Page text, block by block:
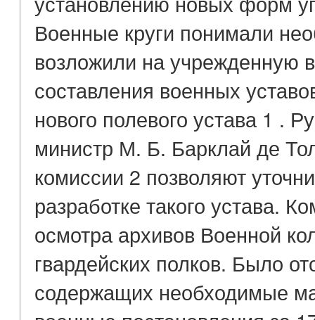
Военные круги понимали
возложили на учрежденную
составления военных
нового полевого устава 1 .
министр М. Б. Барклай де
комиссии 2 позволяют
разработке такого устава.
осмотра архивов Военной
гвардейских полков. Было
содержащих необходимые